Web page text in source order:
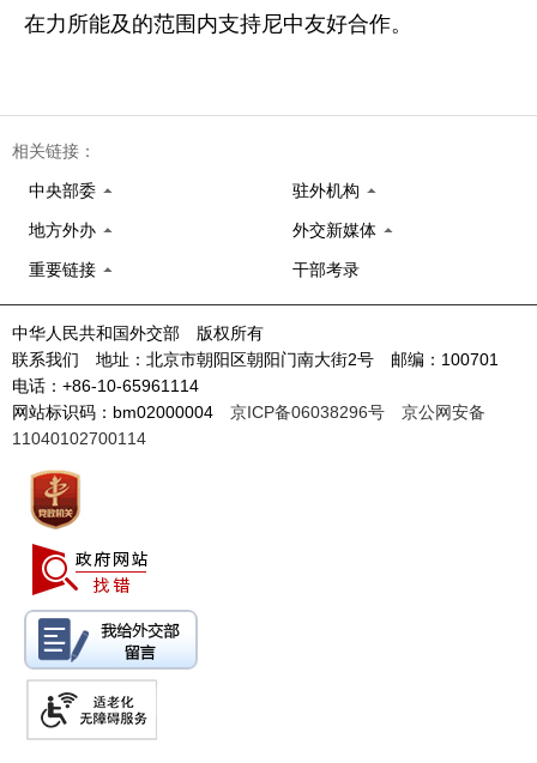
在力所能及的范围内支持尼中友好合作。
相关链接：
中央部委 驻外机构
地方外办 外交新媒体
重要链接 干部考录
中华人民共和国外交部 版权所有
联系我们 地址：北京市朝阳区朝阳门南大街2号 邮编：100701
电话：+86-10-65961114
网站标识码：bm02000004 京ICP备06038296号
京公网安备
11040102700114